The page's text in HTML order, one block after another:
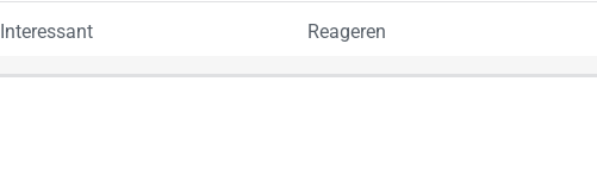
Interessant Reageren